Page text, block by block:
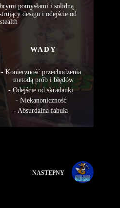
pomysłami i solidną
design i odejście od
WADY
Konieczność przechodzenia
metodą prób i błędów
Odejście od skradanki
Niekanoniczność
Absurdalna fabuła
NASTĘPNY